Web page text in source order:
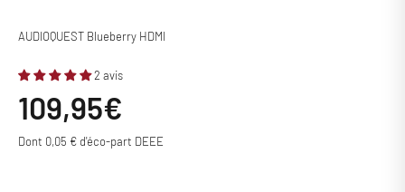
AUDIOQUEST Blueberry HDMI
2 avis
Prix de vente
109,95€
Dont 0,05 € d'éco-part DEEE